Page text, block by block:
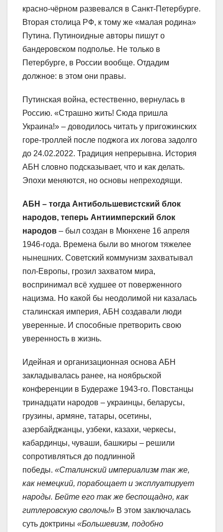
красно-чёрном развевался в Санкт-Петербурге.
Вторая столица РФ, к тому же «малая родина»
Путина. Путиноидные авторы пишут о
бандеровском подполье. Не только в
Петербурге, в России вообще. Отдадим
должное: в этом они правы.
Путинская война, естественно, вернулась в
Россию. «Страшно жить! Сюда пришла
Украина!» – доводилось читать у пригожинских
горе-троллей после поджога их логова задолго
до 24.02.2022. Традиция непрерывна. История
АБН словно подсказывает, что и как делать.
Эпохи меняются, но основы непреходящи.
АБН – тогда Антибольшевистский блок
народов, теперь Антиимперский блок
народов – был создан в Мюнхене 16 апреля
1946-года. Времена были во многом тяжелее
нынешних. Советский коммунизм захватывал
пол-Европы, грозил захватом мира,
воспринимал всё худшее от поверженного
нацизма. Но какой бы неодолимой ни казалась
сталинская империя, АБН создавали люди
уверенные. И способные претворить свою
уверенность в жизнь.
Идейная и организационная основа АБН
закладывалась ранее, на ноябрьской
конференции в Будераже 1943-го. Повстанцы
тринадцати народов – украинцы, беларусы,
грузины, армяне, татары, осетины,
азербайджанцы, узбеки, казахи, черкесы,
кабардинцы, чуваши, башкиры – решили
сопротивляться до подлинной
победы. «Сталинский империализм так же,
как немецкий, порабощает и эксплуатирует
народы. Бейте его так же беспощадно, как
гитлеровскую сволочь!» В этом заключалась
суть доктрины «Большевизм, подобно